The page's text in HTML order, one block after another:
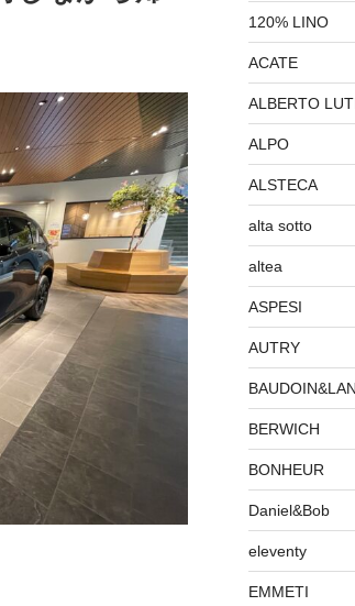
120% LINO
ACATE
ALBERTO
ALPO
ALSTECA
alta sotto
altea
ASPESI
AUTRY
BERWICH
BONHEUR
Daniel&Bob
eleventy
EMMETI